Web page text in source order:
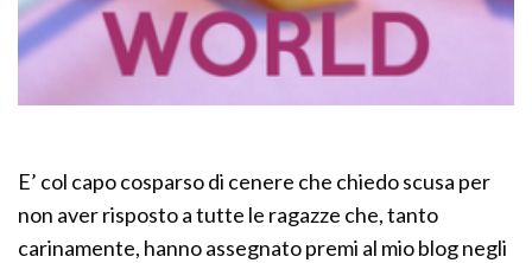
E’ col capo cosparso di cenere che chiedo scusa per
non aver risposto a tutte le ragazze che, tanto
carinamente, hanno assegnato premi al mio blog negli